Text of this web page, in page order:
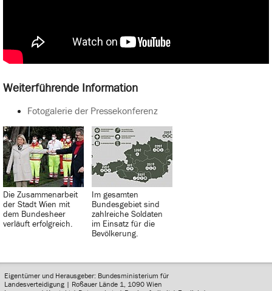
Weiterführende Information
Fotogalerie der Pressekonferenz
Die Zusammenarbeit
der Stadt Wien mit
dem Bundesheer
verläuft erfolgreich.
Im gesamten
Bundesgebiet sind
zahlreiche Soldaten
im Einsatz für die
Bevölkerung.
Eigentümer und Herausgeber: Bundesministerium für
Landesverteidigung | Roßauer Lände 1, 1090 Wien